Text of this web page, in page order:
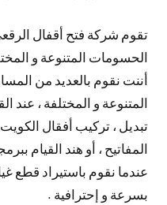
تقوم شركة فتح أقفال
الحسومات المتنوعة و
أننت نقوم بالعديد من
المتنوعة و المختلفة ، عند
تبديل ، تركيب أفقال
المفاتيح ، أو هند القيام
عندما نقوم باستيراد قطع
بسرعة و إحترافية .